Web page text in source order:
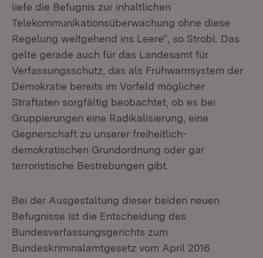
liefe die Befugnis zur inhaltlichen
Telekommunikationsüberwachung ohne diese
Regelung weitgehend ins Leere“, so Strobl. Das
gelte gerade auch für das Landesamt für
Verfassungsschutz, das als Frühwarnsystem der
Demokratie bereits im Vorfeld möglicher
Straftaten sorgfältig beobachtet, ob es bei
Gruppierungen eine Radikalisierung, eine
Gegnerschaft zu unserer freiheitlich-
demokratischen Grundordnung oder gar
terroristische Bestrebungen gibt.
Bei der Ausgestaltung dieser beiden neuen
Befugnisse ist die Entscheidung des
Bundesverfassungsgerichts zum
Bundeskriminalamtgesetz vom April 2016